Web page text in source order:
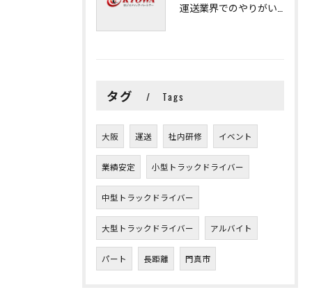
タグ Tags
大阪 運送 社内研修 イベント
業績安定 小型トラックドライバー
中型トラックドライバー
大型トラックドライバー アルバイト
パート 長距離 門真市